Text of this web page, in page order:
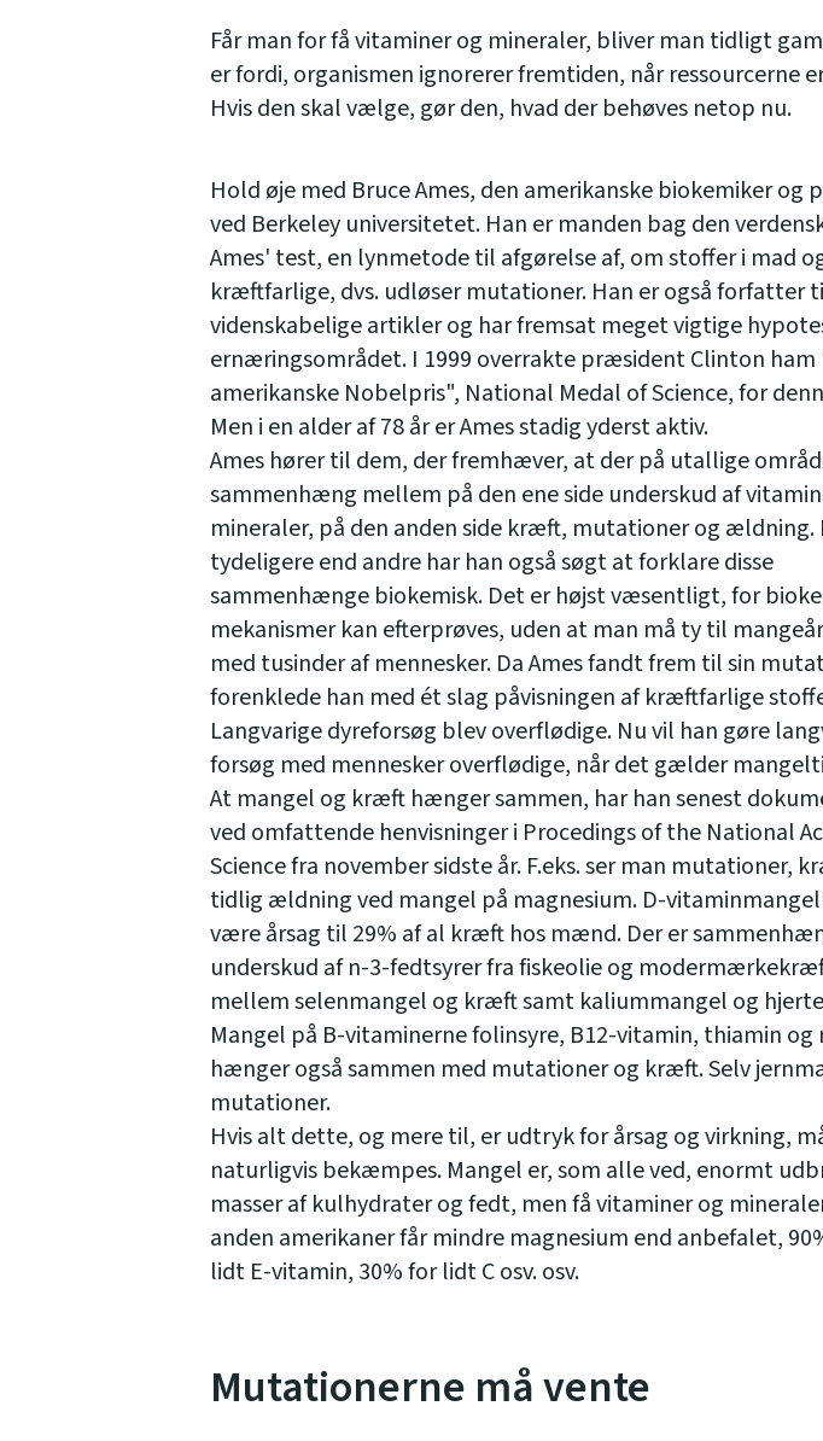
Får man for få vitaminer og mineraler, bliver man tidligt
er fordi, organismen ignorerer fremtiden, når ressourcerne
Hvis den skal vælge, gør den, hvad der behøves netop nu.
Hold øje med Bruce Ames, den amerikanske biokemiker og
ved Berkeley universitetet. Han er manden bag den
Ames' test, en lynmetode til afgørelse af, om stoffer i mad
kræftfarlige, dvs. udløser mutationer. Han er også forfatter
videnskabelige artikler og har fremsat meget vigtige
ernæringsområdet. I 1999 overrakte præsident Clinton ham
amerikanske Nobelpris", National Medal of Science, for
Men i en alder af 78 år er Ames stadig yderst aktiv.
Ames hører til dem, der fremhæver, at der på utallige
sammenhæng mellem på den ene side underskud af
mineraler, på den anden side kræft, mutationer og ældning.
tydeligere end andre har han også søgt at forklare disse
sammenhænge biokemisk. Det er højst væsentligt, for
mekanismer kan efterprøves, uden at man må ty til
med tusinder af mennesker. Da Ames fandt frem til sin
forenklede han med ét slag påvisningen af kræftfarlige
Langvarige dyreforsøg blev overflødige. Nu vil han gøre
forsøg med mennesker overflødige, når det gælder
At mangel og kræft hænger sammen, har han senest
ved omfattende henvisninger i Procedings of the National
Science fra november sidste år. F.eks. ser man mutationer,
tidlig ældning ved mangel på magnesium. D-
være årsag til 29% af al kræft hos mænd. Der er
underskud af n-3-fedtsyrer fra fiskeolie og
mellem selenmangel og kræft samt kaliummangel og
Mangel på B-vitaminerne folinsyre, B12-vitamin, thiamin og
hænger også sammen med mutationer og kræft. Selv
mutationer.
Hvis alt dette, og mere til, er udtryk for årsag og virkning,
naturligvis bekæmpes. Mangel er, som alle ved, enormt
masser af kulhydrater og fedt, men få vitaminer og
anden amerikaner får mindre magnesium end anbefalet,
lidt E-vitamin, 30% for lidt C osv. osv.
Mutationerne må vente